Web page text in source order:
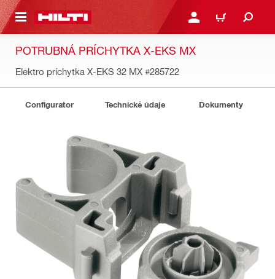
HLAVNÝ OBSAH PRIHLÁSIŤ ALEBO
KOŠÍK
POTRUBNÁ PRÍCHYTKA X-EKS MX
Elektro príchytka X-EKS 32 MX #285722
Configurator Technické údaje Dokumenty